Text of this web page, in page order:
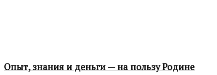
Опыт, знания и деньги — на пользу Родине